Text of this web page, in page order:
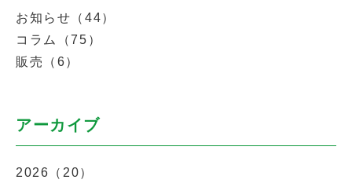
お知らせ（44）
コラム（75）
販売（6）
アーカイブ
2026（20）